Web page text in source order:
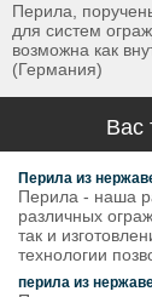
Перила,
для систем
возможна как
(Германия)
Вас
Перила из
Перила - наша
различных
так и
технологии
перила из